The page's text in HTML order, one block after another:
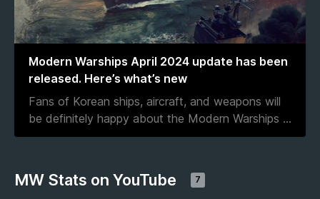
Modern Warships April 2024 update has been
released. Here’s what’s new
Fans of Korean ships, aircraft, and weapons will
be definitely happy about the Modern Warships ...
MW Stats on YouTube 7